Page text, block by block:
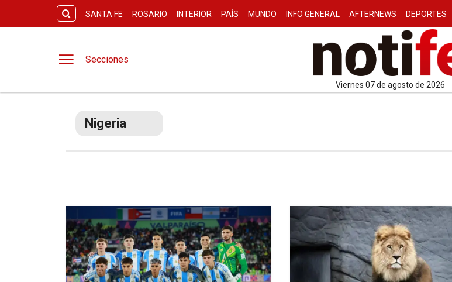
SANTA FE ROSARIO INTERIOR PAÍS MUNDO INFO GENERAL AFTERNEWS DEPORTES
Secciones
viernes 07 de agosto de 2026
Nigeria